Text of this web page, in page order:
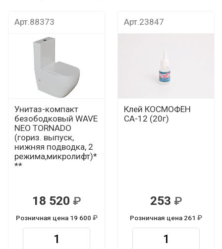
Арт.88373
Унитаз-компакт
безободковый WAVE
NEO TORNADO
(гориз. выпуск,
нижняя подводка, 2
режима,микролифт)*
**
18 520
Розничная цена 19 600
Арт.23847
Клей КОСМОФЕН
СА-12 (20г)
253
Розничная цена 261
Р
Р Р
Дока рекомендует Дока